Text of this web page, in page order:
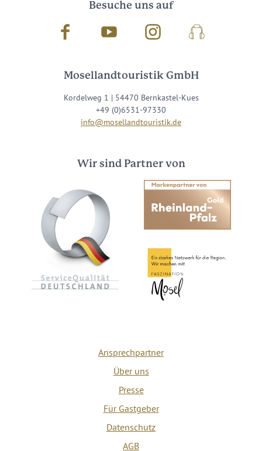
Besuche uns auf
Facebook Youtube InstagramPodcast
Mosellandtouristik GmbH
Kordelweg 1 | 54470 Bernkastel-Kues
+49 (0)6531-97330
info@mosellandtouristik.de
Wir sind Partner von
Ansprechpartner
Über uns
Presse
Für Gastgeber
Datenschutz
AGB